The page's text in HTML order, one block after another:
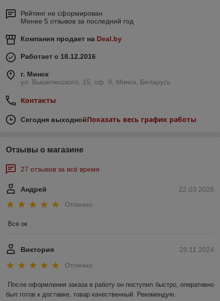
Рейтинг не сформирован
Менее 5 отзывов за последний год
Компания продает на Deal.by
Работает с 18.12.2016
г. Минск
ул. Вышелесского, 15, оф. 9, Минск, Беларусь
Контакты
Сегодня выходнойПоказать весь график работы
Отзывы о магазине
27 отзывов за всё время
22.03.2026
Андрей
Отлично
Все ок
29.11.2024
Виктория
Отлично
После оформления заказа в работу он поступил быстро, оперативно
был готов к доставке, товар качественный. Рекомендую.